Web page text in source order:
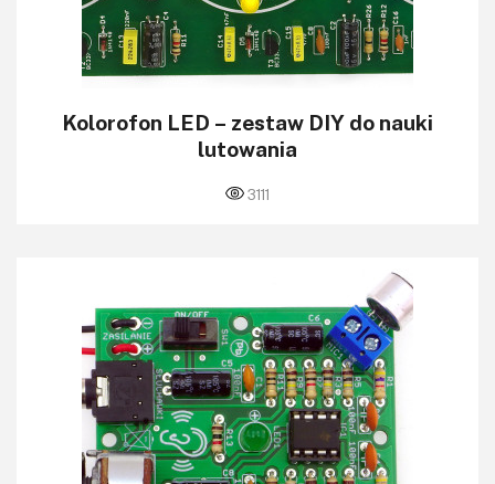
Kolorofon LED – zestaw DIY do nauki
lutowania
3111